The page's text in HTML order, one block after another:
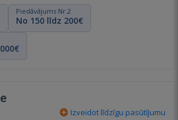
Piedāvājums Nr.2
No 150 līdz 200€
Izveidot līdzīgu pasūtījumu